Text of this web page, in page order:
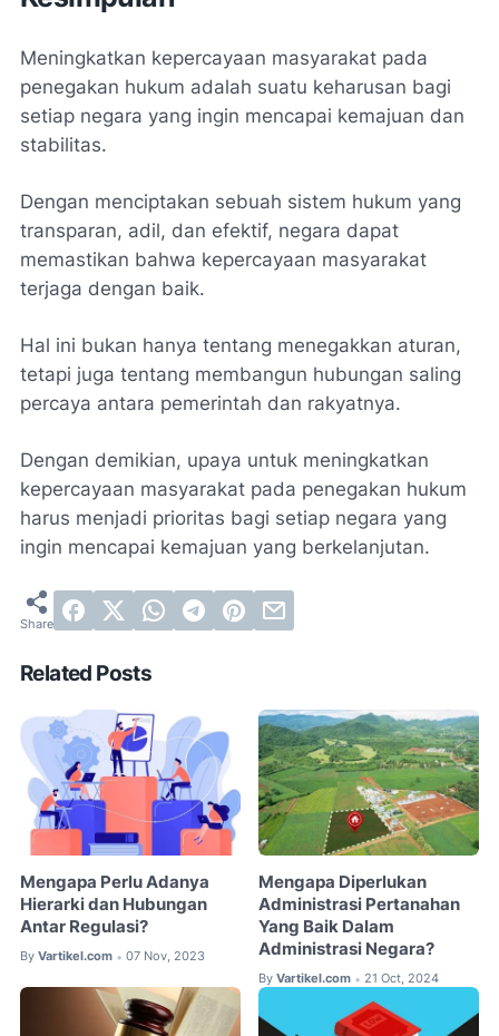
Meningkatkan kepercayaan masyarakat pada
penegakan hukum adalah suatu keharusan bagi
setiap negara yang ingin mencapai kemajuan dan
stabilitas.
Dengan menciptakan sebuah sistem hukum yang
transparan, adil, dan efektif, negara dapat
memastikan bahwa kepercayaan masyarakat
terjaga dengan baik.
Hal ini bukan hanya tentang menegakkan aturan,
tetapi juga tentang membangun hubungan saling
percaya antara pemerintah dan rakyatnya.
Dengan demikian, upaya untuk meningkatkan
kepercayaan masyarakat pada penegakan hukum
harus menjadi prioritas bagi setiap negara yang
ingin mencapai kemajuan yang berkelanjutan.
Related Posts
Mengapa Perlu Adanya
Hierarki dan Hubungan
Antar Regulasi?
By Vartikel.com • 07 Nov, 2023
Mengapa Diperlukan
Administrasi Pertanahan
Yang Baik Dalam
Administrasi Negara?
By Vartikel.com • 21 Oct, 2024